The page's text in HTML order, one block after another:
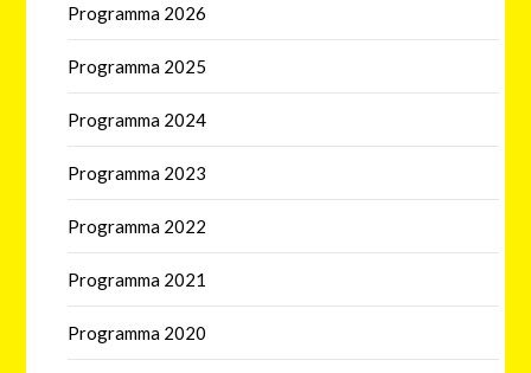
Programma 2026
Programma 2025
Programma 2024
Programma 2023
Programma 2022
Programma 2021
Programma 2020